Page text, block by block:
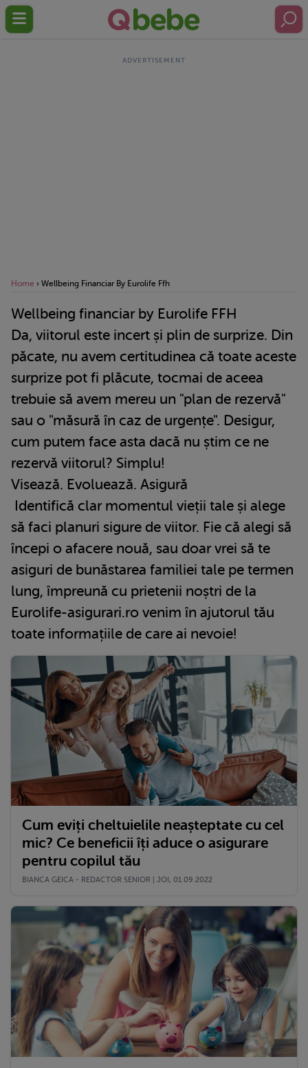
Home › Wellbeing Financiar By Eurolife Ffh
Wellbeing financiar by Eurolife FFH
Da, viitorul este incert și plin de surprize. Din
păcate, nu avem certitudinea că toate aceste
surprize pot fi plăcute, tocmai de aceea
trebuie să avem mereu un "plan de rezervă"
sau o "măsură în caz de urgențe". Desigur,
cum putem face asta dacă nu știm ce ne
rezervă viitorul? Simplu!
Visează. Evoluează. Asigură
Identifică clar momentul vieții tale și alege
să faci planuri sigure de viitor. Fie că alegi să
începi o afacere nouă, sau doar vrei să te
asiguri de bunăstarea familiei tale pe termen
lung, împreună cu prietenii noștri de la
Eurolife-asigurari.ro venim în ajutorul tău
toate informațiile de care ai nevoie!
Cum eviți cheltuielile neașteptate cu cel
mic? Ce beneficii îți aduce o asigurare
pentru copilul tău
BIANCA GEICA - REDACTOR SENIOR | JOI, 01.09.2022